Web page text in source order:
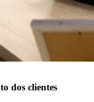
dos clientes